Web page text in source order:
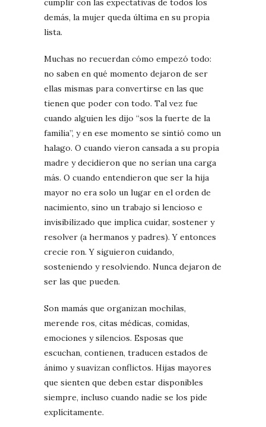
demás, la mujer queda última en su propia
lista.
Muchas no recuerdan cómo empezó todo:
no saben en qué momento dejaron de ser
ellas mismas para convertirse en las que
tienen que poder con todo. Tal vez fue
cuando alguien les dijo “sos la fuerte de la
familia”, y en ese momento se sintió como un
halago. O cuando vieron cansada a su propia
madre y decidieron que no serían una carga
más. O cuando entendieron que ser la hija
mayor no era solo un lugar en el orden de
nacimiento, sino un trabajo si lencioso e
invisibilizado que implica cuidar, sostener y
resolver (a hermanos y padres). Y entonces
crecie ron. Y siguieron cuidando,
sosteniendo y resolviendo. Nunca dejaron de
ser las que pueden.
Son mamás que organizan mochilas,
merende ros, citas médicas, comidas,
emociones y silencios. Esposas que
escuchan, contienen, traducen estados de
ánimo y suavizan conflictos. Hijas mayores
que sienten que deben estar disponibles
siempre, incluso cuando nadie se los pide
explícitamente.